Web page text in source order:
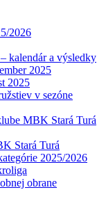
2026
kalendár a výsledky
2025
2025
v sezóne
MBK Stará Turá
Stará Turá
2025/2026
obrane